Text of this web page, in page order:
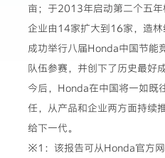
亩；于2013年启动第二个五
企业由14家扩大到16家，造
成功举行八届Honda中国节能
队伍参赛，并创下了历史最好成
今后，Honda在中国将一如既
任，从产品和企业两方面持续
给下一代。
※1：该报告可从Honda官方网